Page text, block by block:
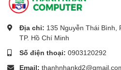
Địa chỉ: 135 Nguyễn Thái Bình,
TP. Hồ Chí Minh
Số điện thoại: 0903120292
Email: